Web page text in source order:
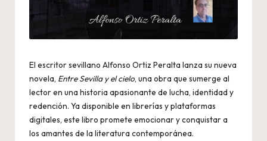
El escritor sevillano Alfonso Ortiz Peralta lanza su nueva
novela, Entre Sevilla y el cielo, una obra que sumerge al
lector en una historia apasionante de lucha, identidad y
redención. Ya disponible en librerías y plataformas
digitales, este libro promete emocionar y conquistar a
los amantes de la literatura contemporánea.